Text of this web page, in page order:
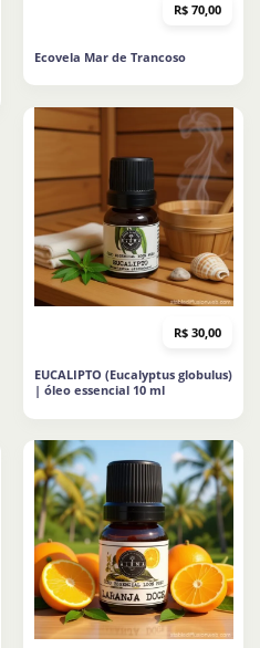
Ecovela Mar de Trancoso
R$ 70,00
EUCALIPTO (Eucalyptus globulus)
| óleo essencial 10 ml
R$ 30,00